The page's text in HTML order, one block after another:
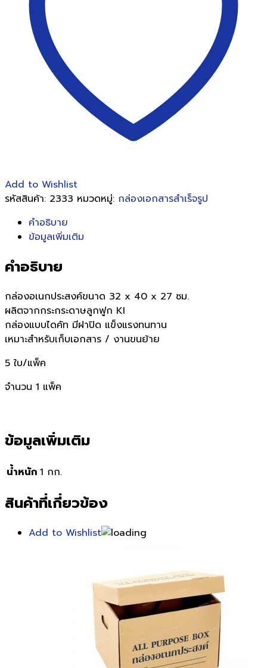
Add to Wishlist
รหัสสินค้า: 2333 หมวดหมู่: กล่องเอกสารสำเร็จรูป
คำอธิบาย
ข้อมูลเพิ่มเติม
คำอธิบาย
กล่องอเนกประสงค์ขนาด 32 x 40 x 27 ซม.
ผลิตจากกระกระดาษลูกฟูก KI
กล่องแบบไดคัท มีฝาปิด แข็งแรงทนทาน
เหมาะสำหรับเก็บเอกสาร / งานขนย้าย
5 ใบ/แพ็ค
จำนวน 1 แพ็ค
ข้อมูลเพิ่มเติม
น้ำหนัก 1 กก.
สินค้าที่เกี่ยวข้อง
Add to Wishlist